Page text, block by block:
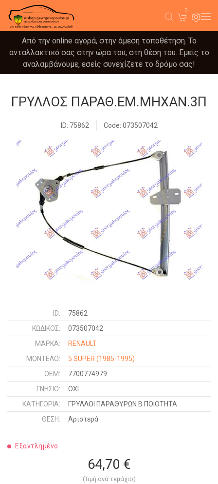
0
Από την online αγορά, στην άμεση τοποθέτηση. Το
ανταλλακτικό σας στην ώρα του, στη θέση του. Εμείς το
αναλαμβάνουμε, εσείς συνεχίζετε το δρόμο σας!
ΓΡΥΛΛΟΣ ΠΑΡΑΘ.ΕΜ.ΜΗΧΑΝ.3Π
ID: 75862 Code: 073507042
ID:
75862
ΚΩΔΙΚΌΣ:
073507042
ΜΑΡΚΑ:
RENAULT
ΜΟΝΤΕΛΟ:
5 SUPER (1985-1995)
OEM:
7700774979
ΓΝΉΣΙΟ:
ΟΧΙ
ΚΑΤΗΓΟΡΊΑ:
ΓΡΥΛΛΟΙ ΠΑΡΑΘΥΡΩΝ Β ΠΟΙΟΤΗΤΑ
ΘΈΣΗ:
Αριστερά
Εξαντλημένο
64,70 €
(Τιμή ανά τεμάχιο)